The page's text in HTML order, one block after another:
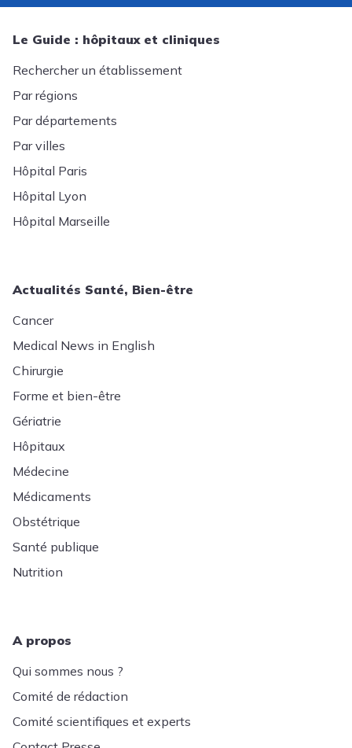
Le Guide : hôpitaux et cliniques
Rechercher un établissement
Par régions
Par départements
Par villes
Hôpital Paris
Hôpital Lyon
Hôpital Marseille
Actualités Santé, Bien-être
Cancer
Medical News in English
Chirurgie
Forme et bien-être
Gériatrie
Hôpitaux
Médecine
Médicaments
Obstétrique
Santé publique
Nutrition
A propos
Qui sommes nous ?
Comité de rédaction
Comité scientifiques et experts